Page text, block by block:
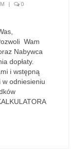
| 0
Wam
Nabywca
dopłaty.
i wstępną
odniesieniu